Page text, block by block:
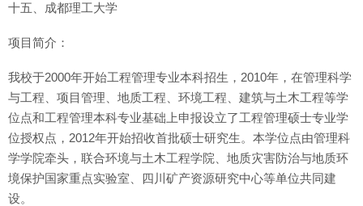
十五、成都理工大学
项目简介：
我校于2000年开始工程管理专业本科招生，2010年，在管理科学
与工程、项目管理、地质工程、环境工程、建筑与土木工程等学
位点和工程管理本科专业基础上申报设立了工程管理硕士专业学
位授权点，2012年开始招收首批硕士研究生。本学位点由管理科
学学院牵头，联合环境与土木工程学院、地质灾害防治与地质环
境保护国家重点实验室、四川矿产资源研究中心等单位共同建
设。